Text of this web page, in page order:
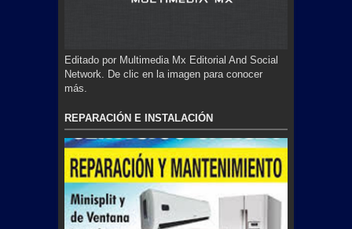
Editado por Multimedia Mx Editorial And Social
Network. De clic en la imagen para conocer
más.
REPARACIÓN E INSTALACIÓN